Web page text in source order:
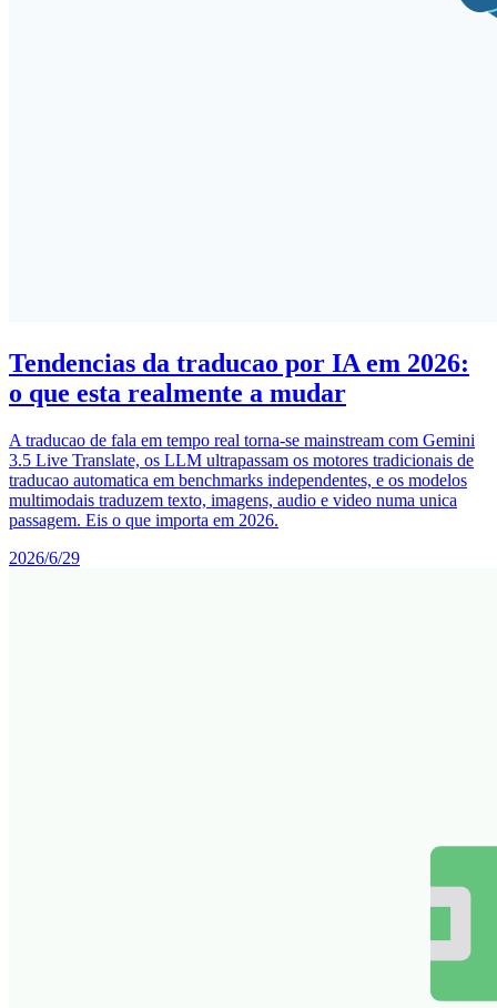
Tendencias da traducao por IA em 2026:
o que esta realmente a mudar
A traducao de fala em tempo real torna-se mainstream com Gemini
3.5 Live Translate, os LLM ultrapassam os motores tradicionais de
traducao automatica em benchmarks independentes, e os modelos
multimodais traduzem texto, imagens, audio e video numa unica
passagem. Eis o que importa em 2026.
2026/6/29